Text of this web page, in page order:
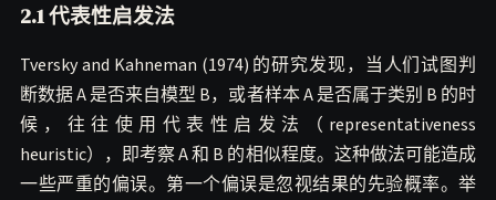
2.1 代表性启发法
Tversky and Kahneman (1974) 的研究发现，当人们试图判
断数据 A 是否来自模型 B，或者样本 A 是否属于类别 B 的时
候，往往使用代表性启发法（representativeness
heuristic），即考察 A 和 B 的相似程度。这种做法可能造成
一些严重的偏误。第一个偏误是忽视结果的先验概率。举